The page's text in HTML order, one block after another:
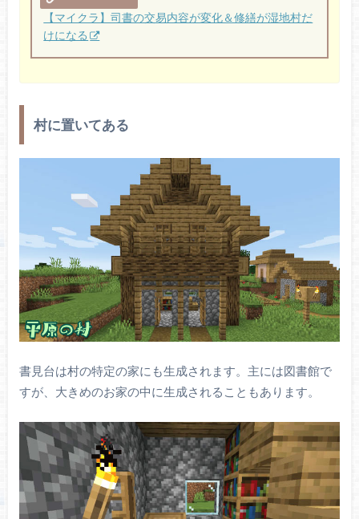
【マイクラ】司書の交易内容が変化＆修繕が湿地村だ
けになる
村に置いてある
書見台は村の特定の家にも生成されます。主には図書館で
すが、大きめのお家の中に生成されることもあります。